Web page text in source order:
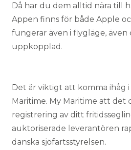
Då har du dem alltid nära till
Appen finns för både Apple
fungerar även i flygläge, även
uppkopplad.
Det är viktigt att komma ihåg
Maritime. My Maritime att det
registrering av ditt
auktoriserade leverantören
danska sjöfartsstyrelsen.